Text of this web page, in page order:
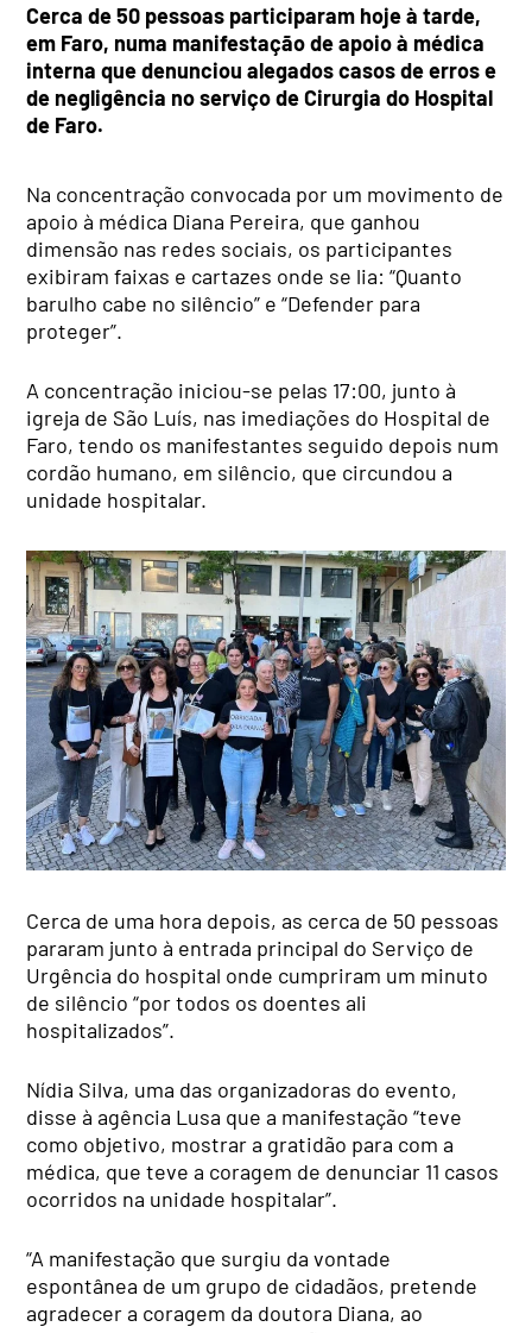
Cerca de 50 pessoas participaram hoje à tarde,
em Faro, numa manifestação de apoio à médica
interna que denunciou alegados casos de erros e
de negligência no serviço de Cirurgia do Hospital
de Faro.
Na concentração convocada por um movimento de
apoio à médica Diana Pereira, que ganhou
dimensão nas redes sociais, os participantes
exibiram faixas e cartazes onde se lia: “Quanto
barulho cabe no silêncio” e “Defender para
proteger”.
A concentração iniciou-se pelas 17:00, junto à
igreja de São Luís, nas imediações do Hospital de
Faro, tendo os manifestantes seguido depois num
cordão humano, em silêncio, que circundou a
unidade hospitalar.
Cerca de uma hora depois, as cerca de 50 pessoas
pararam junto à entrada principal do Serviço de
Urgência do hospital onde cumpriram um minuto
de silêncio “por todos os doentes ali
hospitalizados”.
Nídia Silva, uma das organizadoras do evento,
disse à agência Lusa que a manifestação “teve
como objetivo, mostrar a gratidão para com a
médica, que teve a coragem de denunciar 11 casos
ocorridos na unidade hospitalar”.
“A manifestação que surgiu da vontade
espontânea de um grupo de cidadãos, pretende
agradecer a coragem da doutora Diana, ao